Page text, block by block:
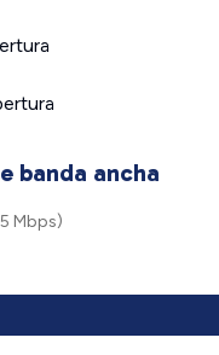
banda ancha
Mbps)